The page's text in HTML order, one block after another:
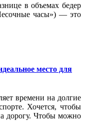
в объемах бедер
часы») — это
место для
времени на долгие
Хочется, чтобы
дорогу. Чтобы можно